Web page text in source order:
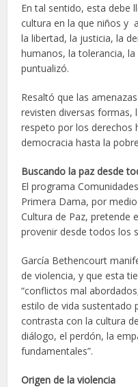
En tal sentido, esta debe
cultura en la que niños y
la libertad, la justicia, la
humanos, la tolerancia,
puntualizó.
Resaltó que las
revisten diversas formas,
respeto por los derechos
democracia hasta la
Buscando la paz desde
El programa
Primera Dama, por
Cultura de Paz, pretende
provenir desde todos los
García Bethencourt
de violencia, y que esta
“conflictos mal
estilo de vida sustentado
contrasta con la cultura
diálogo, el perdón, la
fundamentales”.
Origen de la violencia